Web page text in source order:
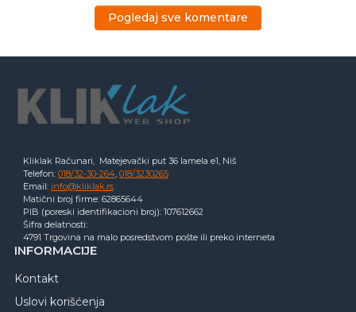
Pogledaj sve komentare
Kliklak Računari, Matejevački put 36 lamela e1, Niš
Telefon: 018/32-30-264, 018/3230265
Email: info@kliklak.rs
Matični broj firme: 62865644
PIB (poreski identifikacioni broj): 107612662
Šifra delatnosti:
4791 Trgovina na malo posredstvom pošte ili preko interneta
INFORMACIJE
Kontakt
Uslovi korišćenja